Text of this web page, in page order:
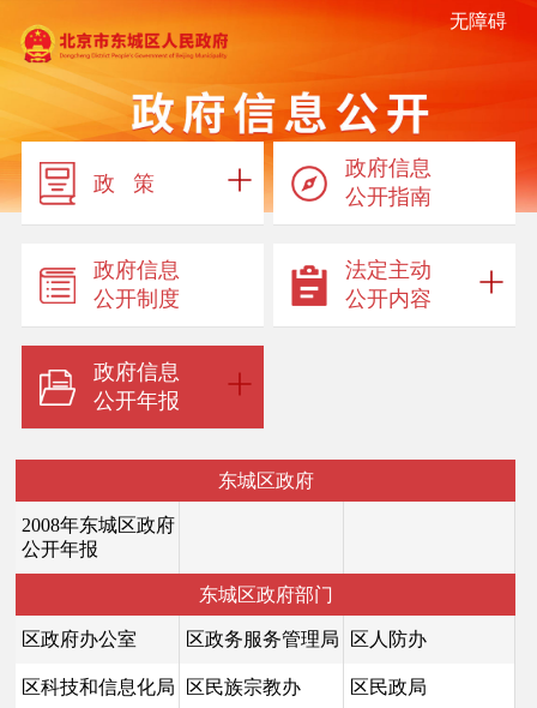
无障碍
政 策
政府信息
公开指南
政府信息
公开制度
法定主动
公开内容
政府信息
公开年报
东城区政府
2008年东城区政府
公开年报
东城区政府部门
区政府办公室 区政务服务管理局 区人防办
区科技和信息化局 区民族宗教办 区民政局